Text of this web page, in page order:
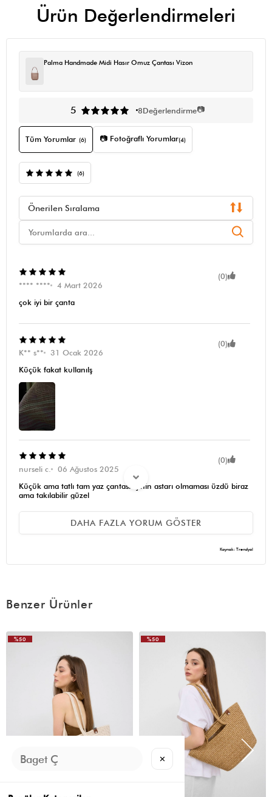
Ürün Değerlendirmeleri
Palma Handmade Midi Hasır Omuz Çantası Vizon
5 8Değerlendirme📷
Tüm Yorumlar (6) 📷 Fotoğraflı Yorumlar(4)
(6)
Önerilen Sıralama
(0)
**** ****
4 Mart 2026
çok iyi bir çanta
(0)
K** s**
31 Ocak 2026
Küçük fakat kullanılş
(0)
nurseli c.
06 Ağustos 2025
Küçük ama tatlı tam yaz çantası içinin astarı olmaması üzdü biraz
ama takılabilir güzel
Satıcıya çok teşekkür ediyorum çanta güzel ve kaliteli çok
bol bereketli kazançlar olsun
(0)
26 Temmuz 2025
DAHA FAZLA YORUM GÖSTER
Kaynak: Trendyol
Benzer Ürünler
%50
%50
✕